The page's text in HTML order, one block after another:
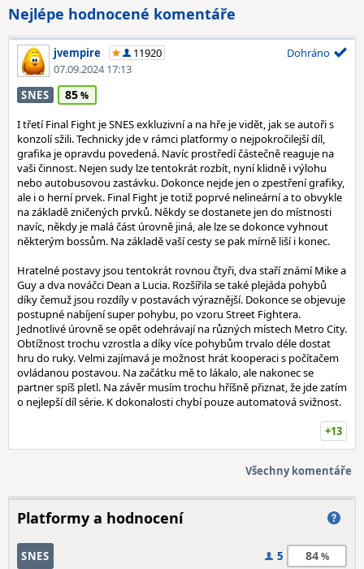
Nejlépe hodnocené komentáře
jvempire
11920
07.09.2024 17:13
Dohráno
SNES 85
I třetí Final Fight je SNES exkluzivní a na hře je vidět, jak se autoři s
konzolí sžili. Technicky jde v rámci platformy o nejpokročilejší díl,
grafika je opravdu povedená. Navíc prostředí částečně reaguje na
vaši činnost. Nejen sudy lze tentokrát rozbít, nyní klidně i výlohu
nebo autobusovou zastávku. Dokonce nejde jen o zpestření grafiky,
ale i o herní prvek. Final Fight je totiž poprvé nelineární a to obvykle
na základě zničených prvků. Někdy se dostanete jen do místnosti
navíc, někdy je malá část úrovně jiná, ale lze se dokonce vyhnout
některým bossům. Na základě vaší cesty se pak mírně liší i konec.
Hratelné postavy jsou tentokrát rovnou čtyři, dva staří známí Mike a
Guy a dva nováčci Dean a Lucia. Rozšířila se také plejáda pohybů
díky čemuž jsou rozdíly v postavách výraznější. Dokonce se objevuje
postupné nabíjení super pohybu, po vzoru Street Fightera.
Jednotlivé úrovně se opět odehrávají na různých místech Metro City.
Obtížnost trochu vzrostla a díky více pohybům trvalo déle dostat
hru do ruky. Velmi zajímavá je možnost hrát kooperaci s počítačem
ovládanou postavou. Na začátku mě to lákalo, ale nakonec se
partner spíš pletl. Na závěr musím trochu hříšně přiznat, že jde zatím
o nejlepší díl série. K dokonalosti chybí pouze automatová svižnost.
+13
Všechny komentáře
Platformy a hodnocení
SNES 5 84